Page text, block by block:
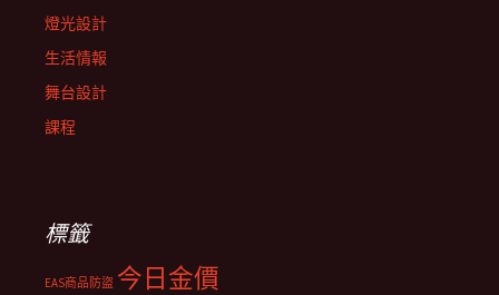
燈光設計
生活情報
舞台設計
課程
標籤
EAS商品防盜 今日金價